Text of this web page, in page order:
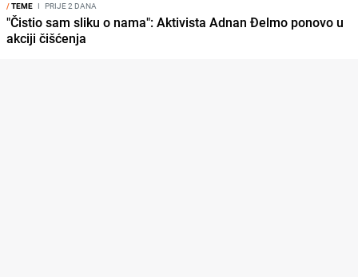
/TEME I PRIJE 2 DANA
"Čistio sam sliku o nama": Aktivista Adnan Đelmo ponovo u
akciji čišćenja